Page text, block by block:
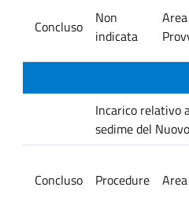
Concluso
Non
indicata
Area
Incarico relativo
sedime del
Concluso Procedure